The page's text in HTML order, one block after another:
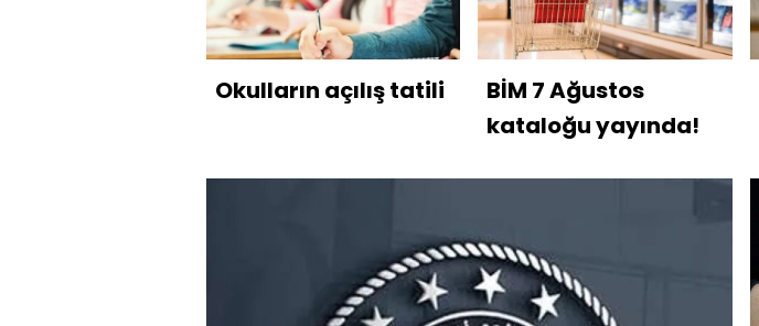
Okulların açılış tatili
BİM 7 Ağustos
kataloğu yayında!